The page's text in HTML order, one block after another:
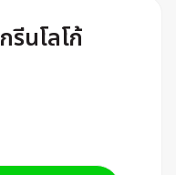
นโลโก้